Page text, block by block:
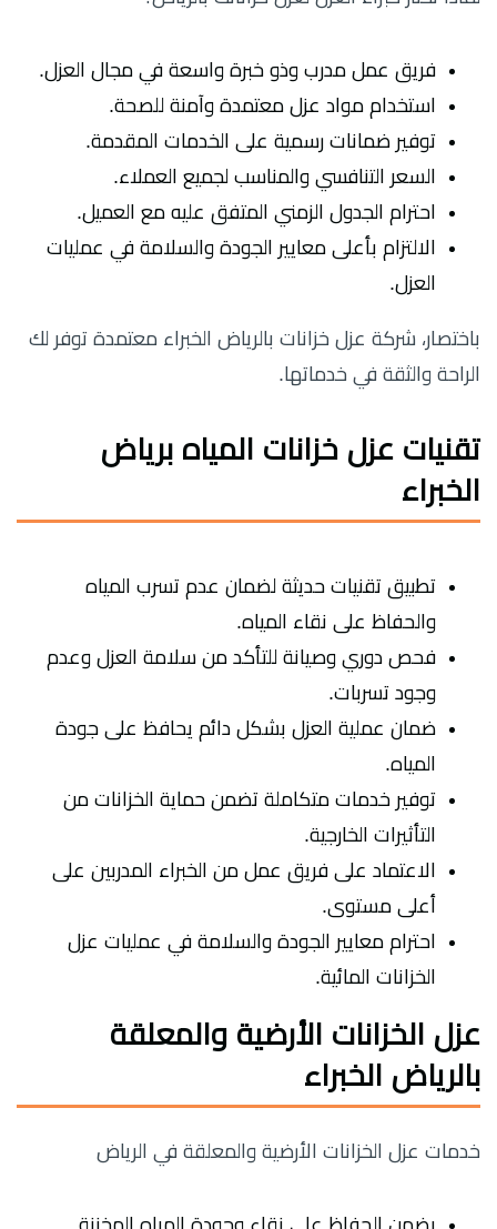
فريق عمل مدرب وذو خبرة واسعة في مجال العزل.
استخدام مواد عزل معتمدة وآمنة للصحة.
توفير ضمانات رسمية على الخدمات المقدمة.
السعر التنافسي والمناسب لجميع العملاء.
احترام الجدول الزمني المتفق عليه مع العميل.
الالتزام بأعلى معايير الجودة والسلامة في عمليات
العزل.
باختصار، شركة عزل خزانات بالرياض الخبراء معتمدة توفر لك
الراحة والثقة في خدماتها.
تقنيات عزل خزانات المياه برياض
الخبراء
تطبيق تقنيات حديثة لضمان عدم تسرب المياه
والحفاظ على نقاء المياه.
فحص دوري وصيانة للتأكد من سلامة العزل وعدم
وجود تسربات.
ضمان عملية العزل بشكل دائم يحافظ على جودة
المياه.
توفير خدمات متكاملة تضمن حماية الخزانات من
التأثيرات الخارجية.
الاعتماد على فريق عمل من الخبراء المدربين على
أعلى مستوى.
احترام معايير الجودة والسلامة في عمليات عزل
الخزانات المائية.
عزل الخزانات الأرضية والمعلقة
بالرياض الخبراء
خدمات عزل الخزانات الأرضية والمعلقة في الرياض
يضمن الحفاظ على نقاء وجودة المياه المخزنة.